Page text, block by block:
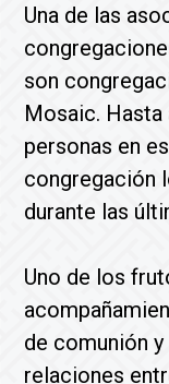
Una de las
son
Mosaic. Hasta
personas en
congregación
durante las
Uno de los
de comunión
relaciones